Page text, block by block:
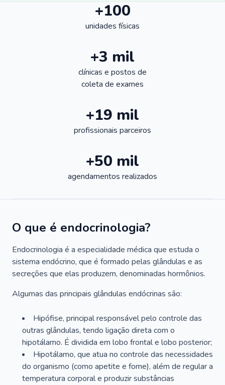
+100
unidades físicas
+3 mil
clínicas e postos de
coleta de exames
+19 mil
profissionais parceiros
+50 mil
agendamentos realizados
O que é endocrinologia?
Endocrinologia é a especialidade médica que estuda o
sistema endócrino, que é formado pelas glândulas e as
secreções que elas produzem, denominadas hormônios.
Algumas das principais glândulas endócrinas são:
Hipófise, principal responsável pelo controle das
outras glândulas, tendo ligação direta com o
hipotálamo. É dividida em lobo frontal e lobo posterior;
Hipotálamo, que atua no controle das necessidades
do organismo (como apetite e fome), além de regular a
temperatura corporal e produzir substâncias